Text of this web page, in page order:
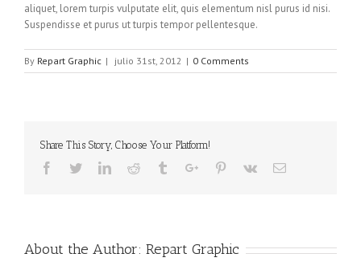
aliquet, lorem turpis vulputate elit, quis elementum nisl purus id nisi.
Suspendisse et purus ut turpis tempor pellentesque.
By Repart Graphic | julio 31st, 2012 | 0 Comments
Share This Story, Choose Your Platform!
Facebook
TwitterLinkedinReddit TumblrGoogle+Pinterest
Vk Email
About the Author: Repart Graphic